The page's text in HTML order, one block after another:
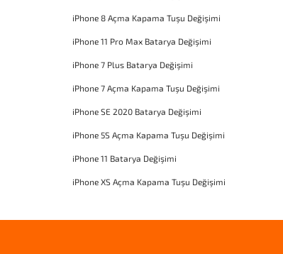
iPhone 8 Açma Kapama Tuşu Değişimi
iPhone 11 Pro Max Batarya Değişimi
iPhone 7 Plus Batarya Değişimi
iPhone 7 Açma Kapama Tuşu Değişimi
iPhone SE 2020 Batarya Değişimi
iPhone 5S Açma Kapama Tuşu Değişimi
iPhone 11 Batarya Değişimi
iPhone XS Açma Kapama Tuşu Değişimi